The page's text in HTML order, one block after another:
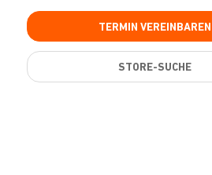
TERMIN VEREINBAREN
STORE-SUCHE